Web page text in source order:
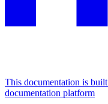
This documentation is
documentation platform